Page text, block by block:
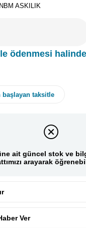
ASKILIK
ödenmesi halinde
başlayan taksitle
ait güncel stok ve
arayarak
Ver